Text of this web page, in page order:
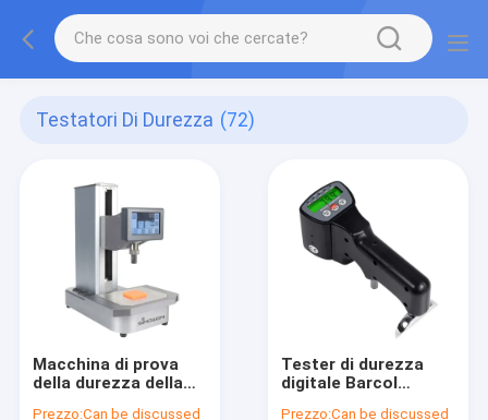
Testatori Di Durezza (72)
Macchina di prova
della durezza della
Prezzo:Can be discussed
Tester di durezza
digitale Barcol
Prezzo:Can be discussed